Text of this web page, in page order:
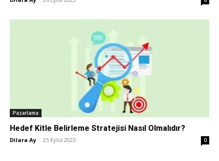
Pazarlama
Hedef Kitle Belirleme Stratejisi Nasıl Olmalıdır?
Dilara Ay - 25 Eylül 2023 0